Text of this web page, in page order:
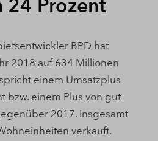
24 Prozent
BPD hat
2018 auf 634 Millionen
einem Umsatzplus
bzw. einem Plus von gut
2017. Insgesamt
verkauft.